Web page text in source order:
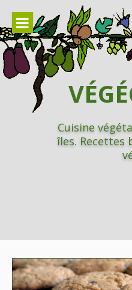
contenu
Cuisine
îles. Recettes